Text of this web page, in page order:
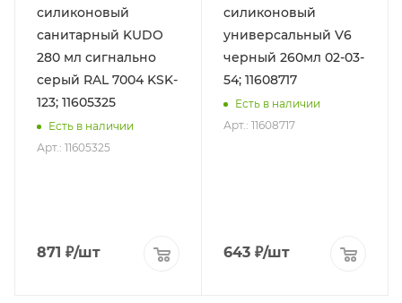
силиконовый
санитарный KUDO
280 мл сигнально
серый RAL 7004 KSK-
123; 11605325
Есть в наличии
Арт.: 11605325
871 ₽/шт
силиконовый
универсальный V6
черный 260мл 02-03-
54; 11608717
Есть в наличии
Арт.: 11608717
643 ₽/шт